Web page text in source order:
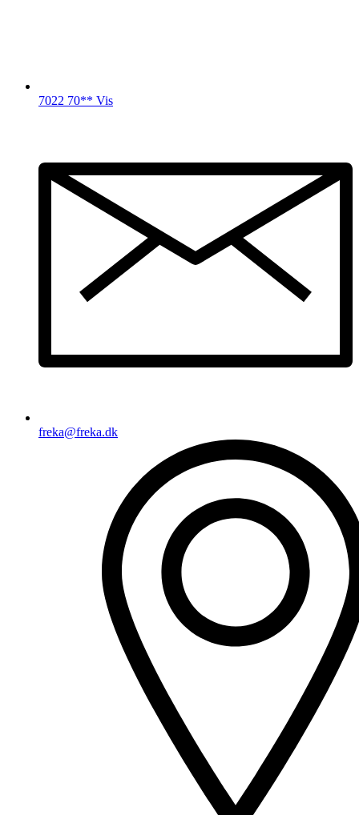
7022 70** Vis
freka@freka.dk